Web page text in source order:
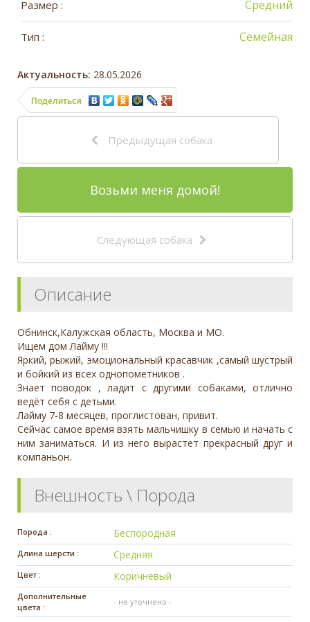
Размер : Средний
Тип : Семейная
Актуальность: 28.05.2026
Поделиться
Предыдущая собака
Возьми меня домой!
Следующая собака
Описание
Обнинск,Калужская область, Москва и МО.
Ищем дом Лайму !!!
Яркий, рыжий, эмоциональный красавчик ,самый шустрый
и бойкий из всех однопометников .
Знает поводок , ладит с другими собаками, отлично
ведёт себя с детьми.
Лайму 7-8 месяцев, проглистован, привит.
Сейчас самое время взять мальчишку в семью и начать с
ним заниматься. И из него вырастет прекрасный друг и
компаньон.
Внешность \ Порода
Порода : Беспородная
Длина шерсти : Средняя
Цвет : Коричневый
Дополнительные
цвета :
- не уточнено -